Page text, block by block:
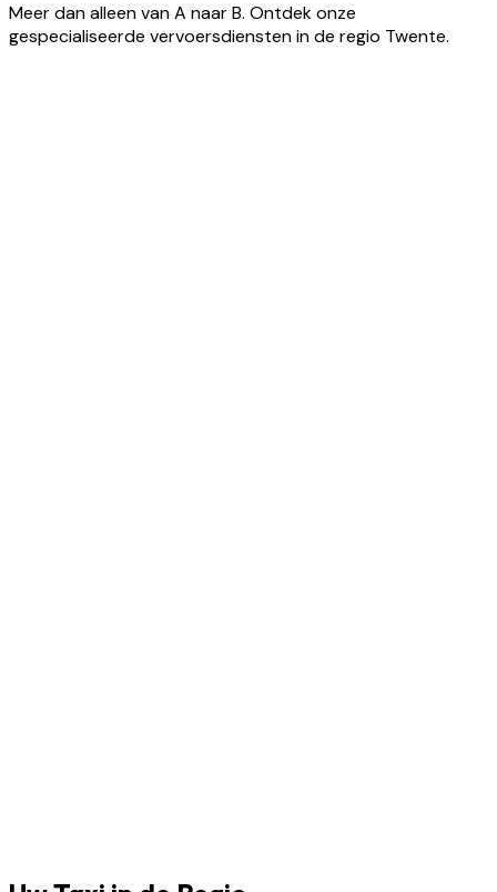
Meer dan alleen van A naar B. Ontdek onze
gespecialiseerde vervoersdiensten in de regio Twente.